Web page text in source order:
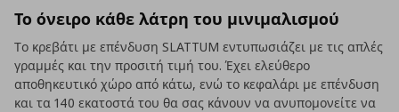
Το όνειρο κάθε λάτρη του μινιμαλισμού
Το κρεβάτι με επένδυση SLATTUM εντυπωσιάζει με τις απλές
γραμμές και την προσιτή τιμή του. Έχει ελεύθερο
αποθηκευτικό χώρο από κάτω, ενώ το κεφαλάρι με επένδυση
και τα 140 εκατοστά του θα σας κάνουν να ανυπομονείτε να